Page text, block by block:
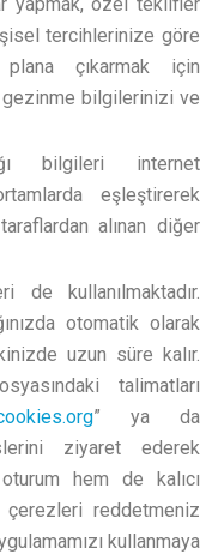
tercihlerinize göre
çıkarmak için
bilgilerinizi ve
bilgileri internet
eşleştirerek
alınan diğer
de kullanılmaktadır.
otomatik olarak
uzun süre kalır.
talimatları
” ya da
ziyaret ederek
hem de kalıcı
reddetmeniz
kullanmaya